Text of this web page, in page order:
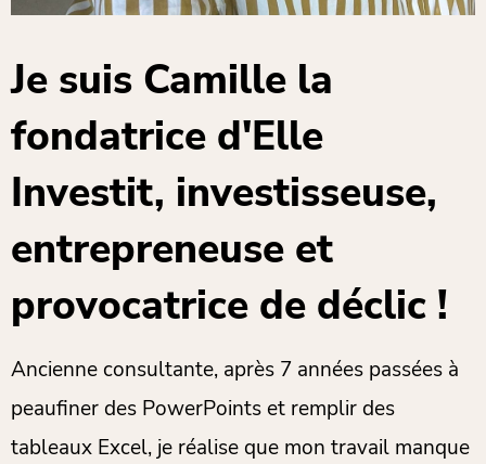
Je suis Camille la
fondatrice d'Elle
Investit, investisseuse,
entrepreneuse et
provocatrice de déclic !
Ancienne consultante, après 7 années passées à
peaufiner des PowerPoints et remplir des
tableaux Excel, je réalise que mon travail manque